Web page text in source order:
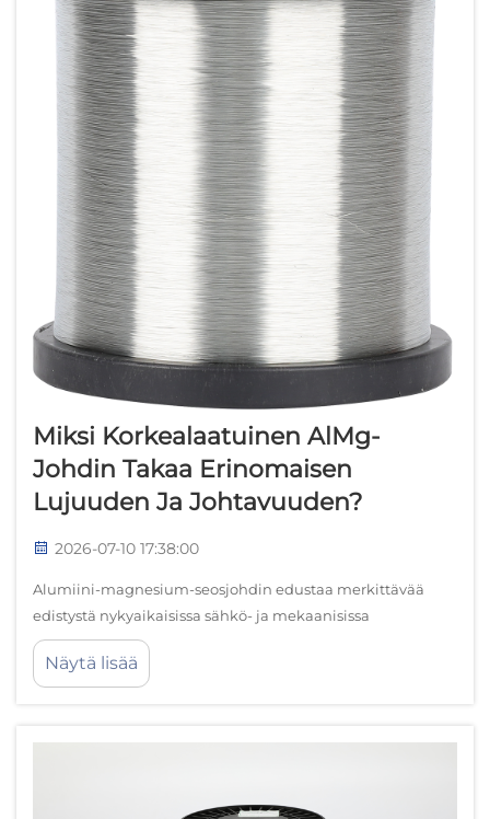
Miksi Korkealaatuinen AlMg-
Johdin Takaa Erinomaisen
Lujuuden Ja Johtavuuden?
2026-07-10 17:38:00
Alumiini-magnesium-seosjohdin edustaa merkittävää
edistystä nykyaikaisissa sähkö- ja mekaanisissa
sovelluksissa, tarjoamalla poikkeuksellisen hyvän
yhdistelmän kevytyydestä, korroosionkestävyydestä ja
Näytä lisää